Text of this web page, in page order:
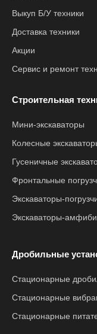
Выкуп Б/У техники
Доставка техники
Акции
Сервис и ремонт
Строительная
Мини-экскаваторы
Колесные
Гусеничные
Фронтальные
Экскаваторы-
Экскаваторы-
Дробильные
Стационарные
Стационарные
Стационарные